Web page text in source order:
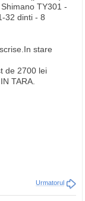
TY301 -
32 dinti - 8
stare
de 2700 lei
TARA.
Urmatorul